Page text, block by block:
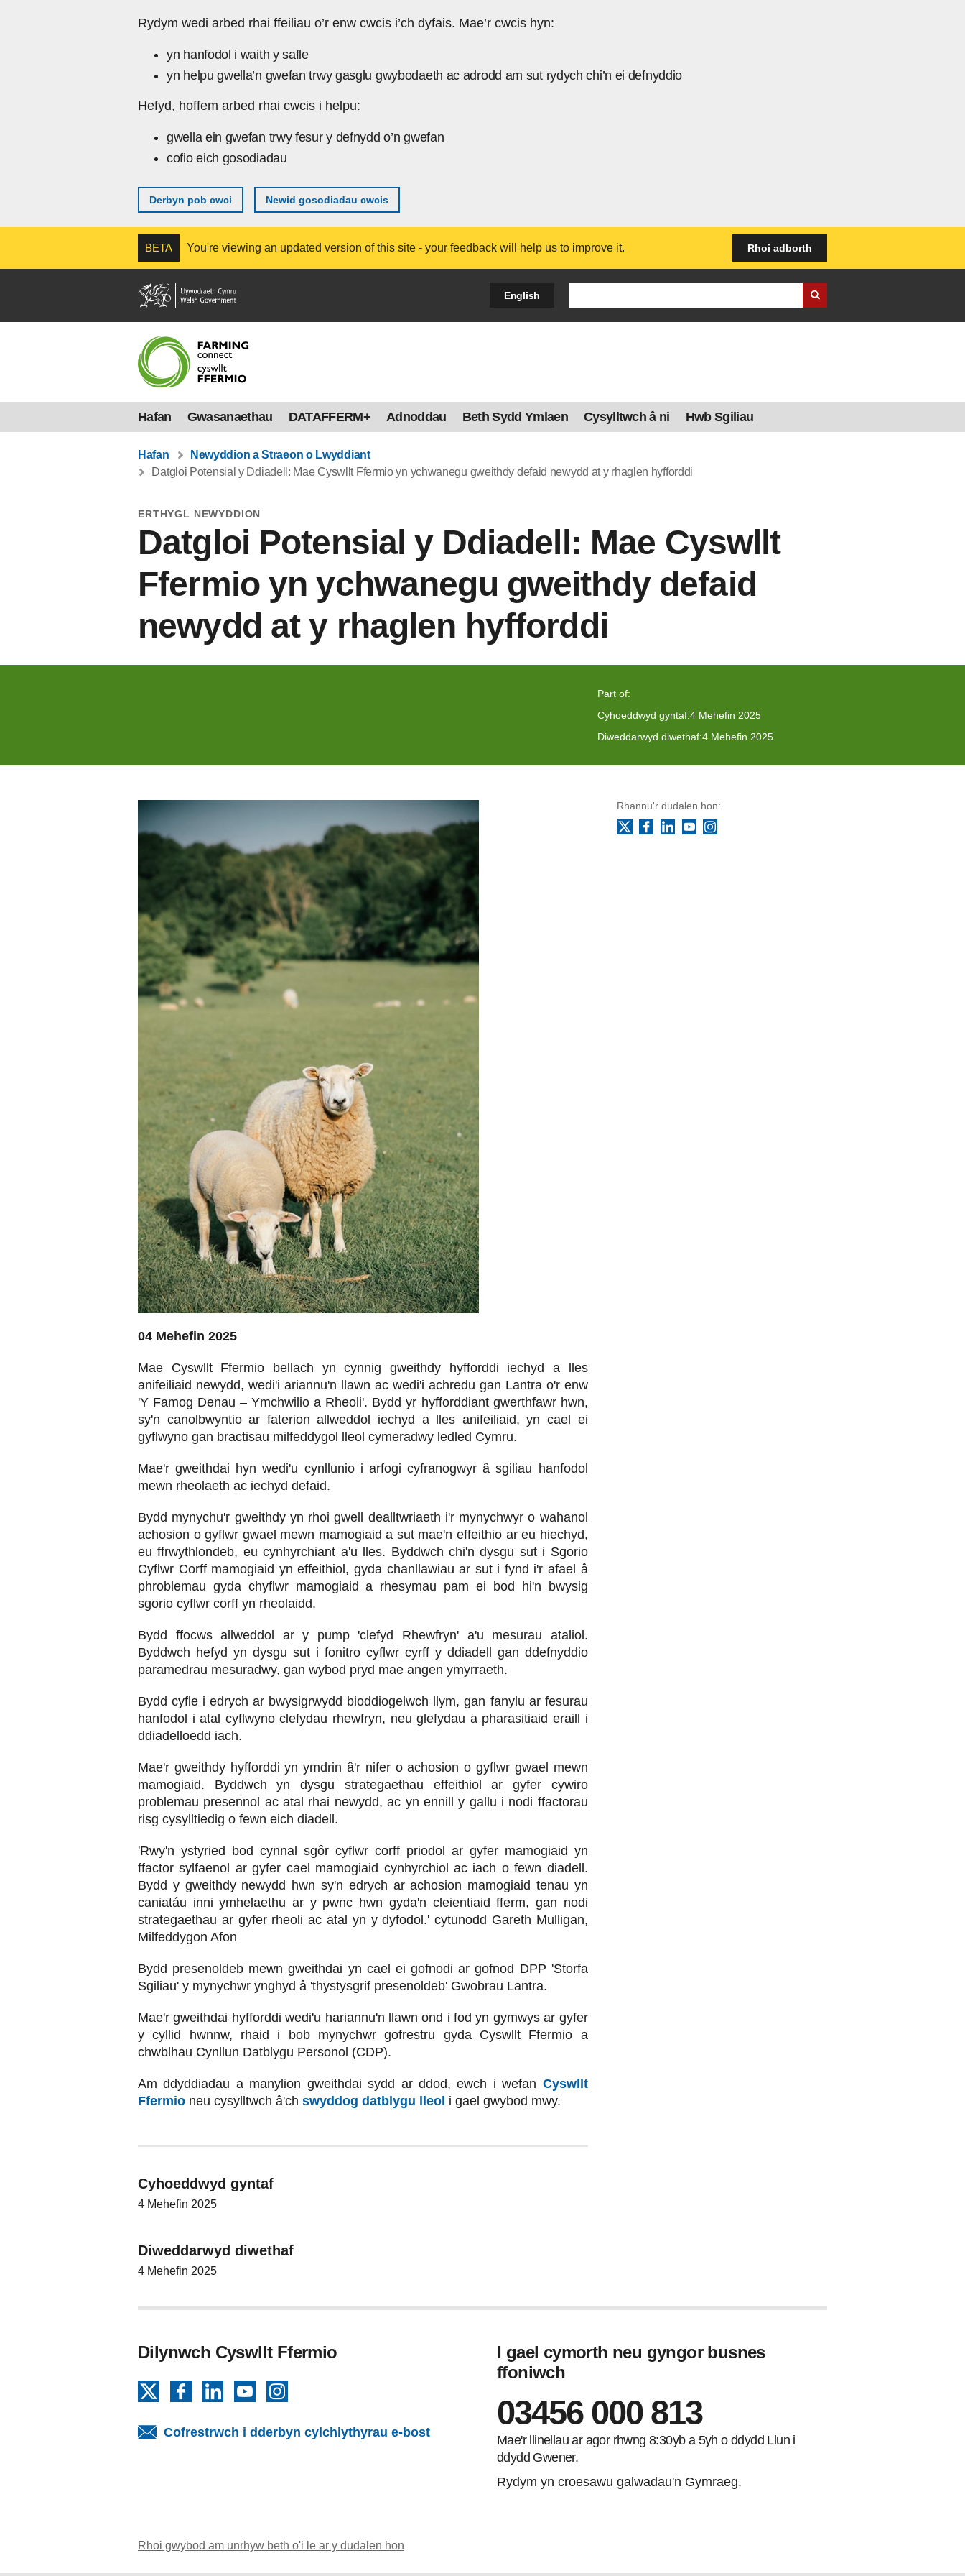
Rydym wedi arbed rhai ffeiliau o’r enw cwcis i’ch dyfais. Mae’r cwcis hyn:
yn hanfodol i waith y safle
yn helpu gwella’n gwefan trwy gasglu gwybodaeth ac adrodd am sut rydych chi’n ei defnyddio
Hefyd, hoffem arbed rhai cwcis i helpu:
gwella ein gwefan trwy fesur y defnydd o’n gwefan
cofio eich gosodiadau
Derbyn pob cwci Newid gosodiadau cwcis
BETA You're viewing an updated version of this site - your feedback will help us to improve it. Rhoi adborth
English
Hafan Gwasanaethau DATAFFERM+ Adnoddau Beth Sydd Ymlaen Cysylltwch â ni Hwb Sgiliau
Hafan
Newyddion a Straeon o Lwyddiant
Datgloi Potensial y Ddiadell: Mae Cyswllt Ffermio yn ychwanegu gweithdy defaid newydd at y rhaglen hyfforddi
ERTHYGL NEWYDDION
Datgloi Potensial y Ddiadell: Mae Cyswllt
Ffermio yn ychwanegu gweithdy defaid
newydd at y rhaglen hyfforddi
Part of:
Cyhoeddwyd gyntaf:4 Mehefin 2025
Diweddarwyd diwethaf:4 Mehefin 2025
04 Mehefin 2025
Mae Cyswllt Ffermio bellach yn cynnig gweithdy hyfforddi iechyd a lles
anifeiliaid newydd, wedi'i ariannu'n llawn ac wedi'i achredu gan Lantra o'r enw
'Y Famog Denau – Ymchwilio a Rheoli'. Bydd yr hyfforddiant gwerthfawr hwn,
sy'n canolbwyntio ar faterion allweddol iechyd a lles anifeiliaid, yn cael ei
gyflwyno gan bractisau milfeddygol lleol cymeradwy ledled Cymru.
Mae'r gweithdai hyn wedi'u cynllunio i arfogi cyfranogwyr â sgiliau hanfodol
mewn rheolaeth ac iechyd defaid.
Bydd mynychu'r gweithdy yn rhoi gwell dealltwriaeth i'r mynychwyr o wahanol
achosion o gyflwr gwael mewn mamogiaid a sut mae'n effeithio ar eu hiechyd,
eu ffrwythlondeb, eu cynhyrchiant a'u lles. Byddwch chi'n dysgu sut i Sgorio
Cyflwr Corff mamogiaid yn effeithiol, gyda chanllawiau ar sut i fynd i'r afael â
phroblemau gyda chyflwr mamogiaid a rhesymau pam ei bod hi'n bwysig
sgorio cyflwr corff yn rheolaidd.
Bydd ffocws allweddol ar y pump 'clefyd Rhewfryn' a'u mesurau ataliol.
Byddwch hefyd yn dysgu sut i fonitro cyflwr cyrff y ddiadell gan ddefnyddio
paramedrau mesuradwy, gan wybod pryd mae angen ymyrraeth.
Bydd cyfle i edrych ar bwysigrwydd bioddiogelwch llym, gan fanylu ar fesurau
hanfodol i atal cyflwyno clefydau rhewfryn, neu glefydau a pharasitiaid eraill i
ddiadelloedd iach.
Mae'r gweithdy hyfforddi yn ymdrin â'r nifer o achosion o gyflwr gwael mewn
mamogiaid. Byddwch yn dysgu strategaethau effeithiol ar gyfer cywiro
problemau presennol ac atal rhai newydd, ac yn ennill y gallu i nodi ffactorau
risg cysylltiedig o fewn eich diadell.
'Rwy'n ystyried bod cynnal sgôr cyflwr corff priodol ar gyfer mamogiaid yn
ffactor sylfaenol ar gyfer cael mamogiaid cynhyrchiol ac iach o fewn diadell.
Bydd y gweithdy newydd hwn sy'n edrych ar achosion mamogiaid tenau yn
caniatáu inni ymhelaethu ar y pwnc hwn gyda'n cleientiaid fferm, gan nodi
strategaethau ar gyfer rheoli ac atal yn y dyfodol.' cytunodd Gareth Mulligan,
Milfeddygon Afon
Bydd presenoldeb mewn gweithdai yn cael ei gofnodi ar gofnod DPP 'Storfa
Sgiliau' y mynychwr ynghyd â 'thystysgrif presenoldeb' Gwobrau Lantra.
Mae'r gweithdai hyfforddi wedi'u hariannu'n llawn ond i fod yn gymwys ar gyfer
y cyllid hwnnw, rhaid i bob mynychwr gofrestru gyda Cyswllt Ffermio a
chwblhau Cynllun Datblygu Personol (CDP).
Am ddyddiadau a manylion gweithdai sydd ar ddod, ewch i wefan Cyswllt
Ffermio neu cysylltwch â'ch swyddog datblygu lleol i gael gwybod mwy.
Cyhoeddwyd gyntaf
4 Mehefin 2025
Diweddarwyd diwethaf
4 Mehefin 2025
Rhannu'r dudalen hon:
Facebook
LinkedInYouTubeInstagram
Dilynwch Cyswllt Ffermio
FacebookLinkedInYouTube
Cofrestrwch i dderbyn cylchlythyrau e-bost
I gael cymorth neu gyngor busnes
ffoniwch
03456 000 813
Mae'r llinellau ar agor rhwng 8:30yb a 5yh o ddydd Llun i
ddydd Gwener.
Rydym yn croesawu galwadau'n Gymraeg.
Rhoi gwybod am unrhyw beth o'i le ar y dudalen hon